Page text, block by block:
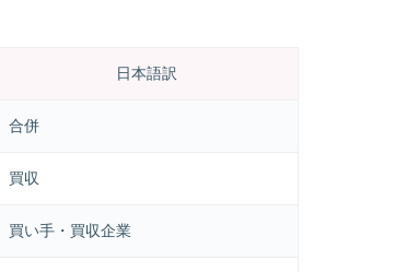
日本語訳
合併
買収
買い手・買収企業